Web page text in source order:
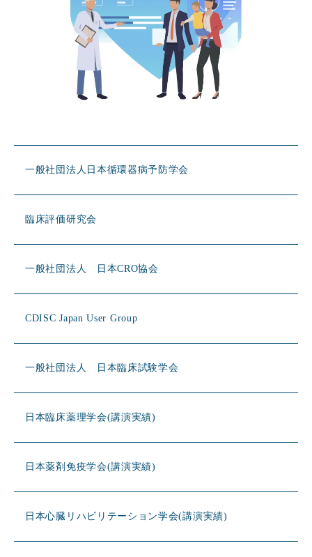
一般社団法人日本循環器病予防学会
臨床評価研究会
一般社団法人 日本CRO協会
CDISC Japan User Group
一般社団法人 日本臨床試験学会
日本臨床薬理学会(講演実績)
日本薬剤免疫学会(講演実績)
日本心臓リハビリテーション学会(講演実績)